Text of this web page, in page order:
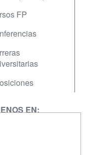
FP
EN: